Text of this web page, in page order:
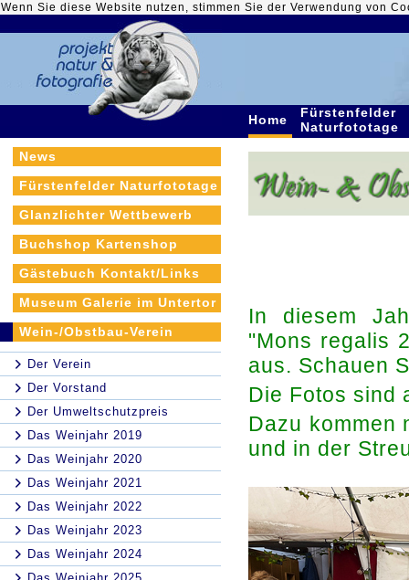
Wenn Sie diese Website nutzen, stimmen Sie der Verwendung von
Home
Fürstenfelder
Naturfototage
News
Fürstenfelder Naturfototage
Glanzlichter Wettbewerb
Buchshop Kartenshop
Gästebuch Kontakt/Links
Museum Galerie im Untertor
Wein-/Obstbau-Verein
Der Verein
Der Vorstand
Der Umweltschutzpreis
Das Weinjahr 2019
Das Weinjahr 2020
Das Weinjahr 2021
Das Weinjahr 2022
Das Weinjahr 2023
Das Weinjahr 2024
In diesem
"Mons regalis
aus. Schauen
Die Fotos sind
Dazu kommen
und in der